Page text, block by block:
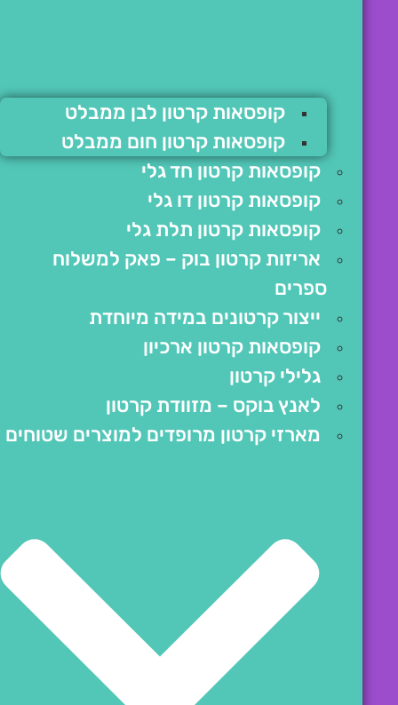
קופסאות קרטון לבן ממבלט
קופסאות קרטון חום ממבלט
קופסאות קרטון חד גלי
קופסאות קרטון דו גלי
קופסאות קרטון תלת גלי
אריזות קרטון בוק – פאק למשלוח
ספרים
ייצור קרטונים במידה מיוחדת
קופסאות קרטון ארכיון
גלילי קרטון
לאנץ בוקס – מזוודת קרטון
מארזי קרטון מרופדים למוצרים שטוחים